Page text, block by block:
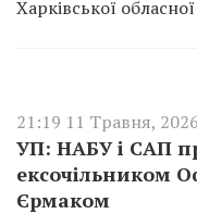
Харківської
21:19 11 Травня, 2026
УП: НАБУ і САП
ексочільником
Єрмаком